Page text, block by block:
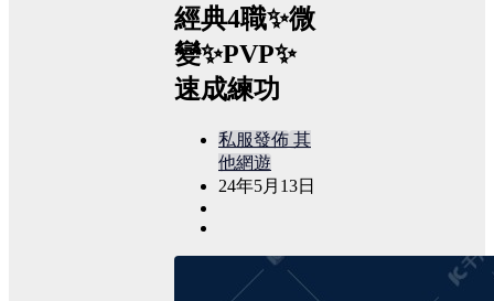
經典4職✨微
變✨PVP✨
速成練功
私服發佈 其
他網遊
24年5月13日